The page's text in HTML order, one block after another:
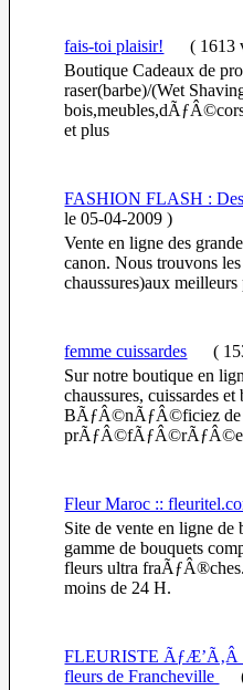
fais-toi plaisir! ( 1613
Boutique Cadeaux de
raser(barbe)/(Wet
et plus
FASHION FLASH : Des
le 05-04-2009 )
Vente en ligne des
canon. Nous trouvons
chaussures)aux
femme cuissardes (
Sur notre boutique en
chaussures, cuissardes
BÃƒÂ©nÃƒÂ©ficiez de
Fleur Maroc ::
Site de vente en ligne
gamme de bouquets
fleurs ultra
moins de 24 H.
FLEURISTE ÃƒÆ’Ã‚Â
fleurs de Francheville